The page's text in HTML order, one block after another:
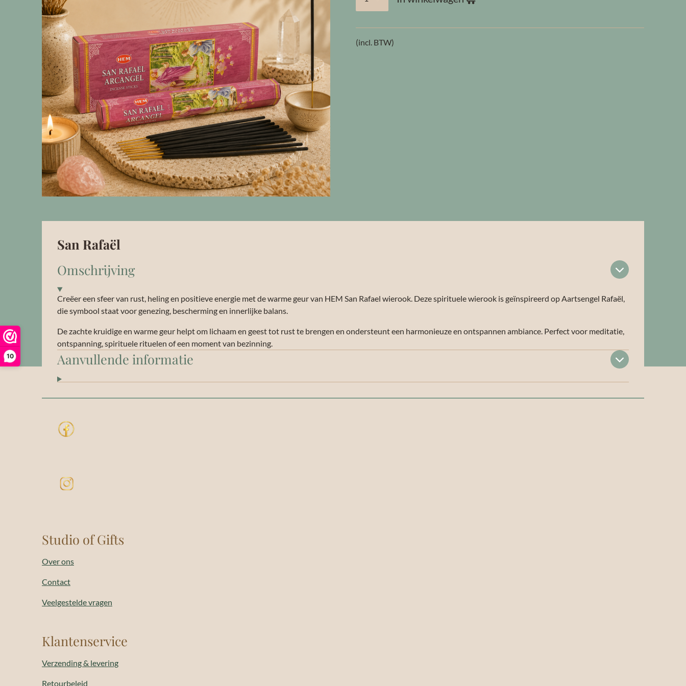
10
(incl. BTW)
San Rafaël
Omschrijving
Creëer een sfeer van rust, heling en positieve energie met de warme geur van HEM San Rafael wierook. Deze spirituele wierook is geïnspireerd op Aartsengel Rafaël,
die symbool staat voor genezing, bescherming en innerlijke balans.
De zachte kruidige en warme geur helpt om lichaam en geest tot rust te brengen en ondersteunt een harmonieuze en ontspannen ambiance. Perfect voor meditatie,
ontspanning, spirituele rituelen of een moment van bezinning.
Aanvullende informatie
Studio of Gifts
Over ons
Contact
Veelgestelde vragen
Klantenservice
Verzending & levering
Retourbeleid